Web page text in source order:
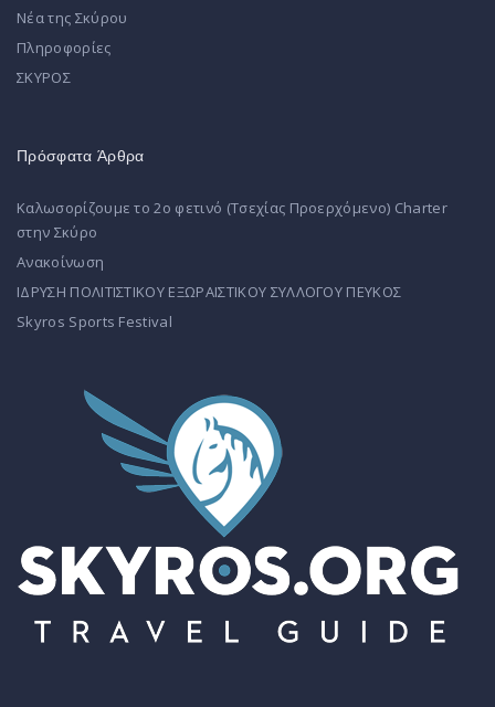
Νέα της Σκύρου
Πληροφορίες
ΣΚΥΡΟΣ
Πρόσφατα Άρθρα
Καλωσορίζουμε το 2ο φετινό (Τσεχίας Προερχόμενο) Charter
στην Σκύρο
Ανακοίνωση
ΙΔΡΥΣΗ ΠΟΛΙΤΙΣΤΙΚΟΥ ΕΞΩΡΑΙΣΤΙΚΟΥ ΣΥΛΛΟΓΟΥ ΠΕΥΚΟΣ
Skyros Sports Festival